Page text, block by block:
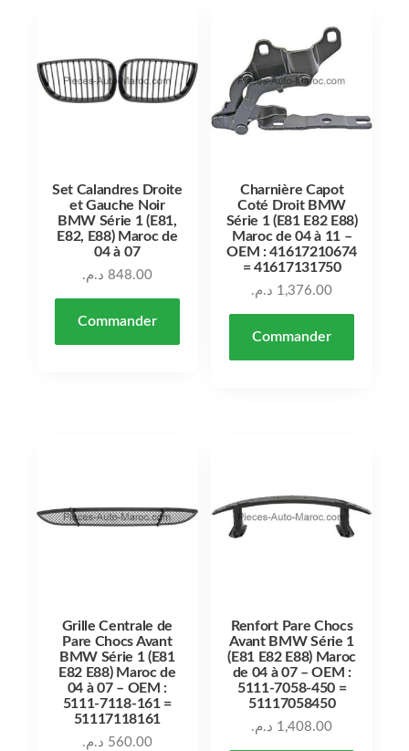
Set Calandres Droite
et Gauche Noir
BMW Série 1 (E81,
E82, E88) Maroc de
04 à 07
848.00 د.م.
Commander
Charnière Capot
Coté Droit BMW
Série 1 (E81 E82 E88)
Maroc de 04 à 11 –
OEM : 41617210674
= 41617131750
1,376.00 د.م.
Commander
Grille Centrale de
Pare Chocs Avant
BMW Série 1 (E81
E82 E88) Maroc de
04 à 07 – OEM :
5111-7118-161 =
51117118161
560.00 د.م.
Renfort Pare Chocs
Avant BMW Série 1
(E81 E82 E88) Maroc
de 04 à 07 – OEM :
5111-7058-450 =
51117058450
1,408.00 د.م.